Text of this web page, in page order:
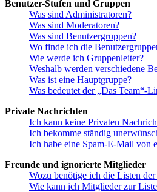
Benutzer-Stufen und Gruppen
Was sind Administratoren?
Was sind Moderatoren?
Was sind Benutzergruppen?
Wo finde ich die
Wie werde ich Gruppenleiter?
Weshalb werden verschiedene
Was ist eine Hauptgruppe?
Was bedeutet der „Das Team“-
Private Nachrichten
Ich kann keine Privaten
Ich bekomme ständig
Ich habe eine Spam-E-Mail von
Freunde und ignorierte Mitglieder
Wozu benötige ich die Listen
Wie kann ich Mitglieder zur